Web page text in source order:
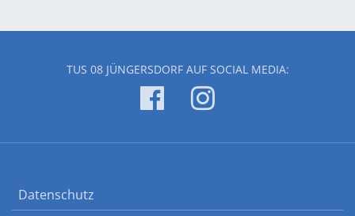
TUS 08 JÜNGERSDORF AUF SOCIAL MEDIA:
Datenschutz